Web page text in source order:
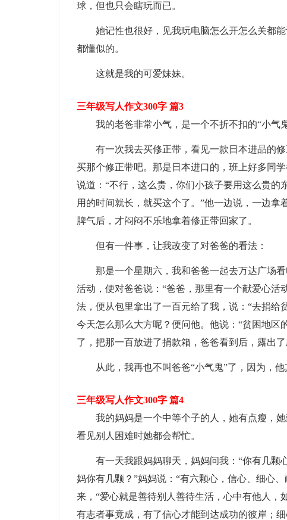
球，但也只会瞎玩而已。
她记性也很好，见我玩电脑怎么开怎么关都
都懂似的。
这就是我的可爱妹妹。
三年级写人作文300字 篇3
我的老爸非常小气，是一个不折不扣的“小气鬼
有一次我去买修正带，看见一款日本进品的
买那个修正带吧。那是日本进口的，班上好多同
说道：“不行，这么贵，你们小孩子要用这么贵的
用的时间就长，就买这个了。”他一边说，一边
脾气后，才闷闷不乐地拿着修正带回家了。
但有一件事，让我改变了对爸爸的看法：
那是一个星期六，我和爸爸一起去万达广场
活动，便对爸爸说：“爸爸，那里有一个献爱心活
法，便从包里拿出了一百元给了我，说：“去捐给
今天怎么那么大方呢？便问他。他说：“贫困地区
了，把那一百放进了捐款箱，爸爸看到后，露出了
从此，我再也不叫爸爸“小气鬼”了，因为，他
三年级写人作文300字 篇4
我的妈妈是一个中等个子的人，她有点瘦，
看见别人困难时她都会帮忙。
有一天我跟妈妈聊天，妈妈问我：“你有几颗
妈你有几颗？”妈妈说：“有六颗心，信心、细心
来，“爱心就是善待别人善待生活，心中有他人，
有志者事竟成，有了信心才能到达成功的彼岸；